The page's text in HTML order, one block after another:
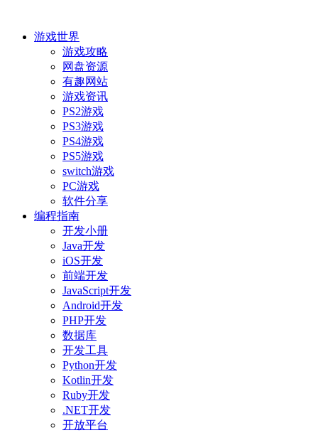
游戏世界
游戏攻略
网盘资源
有趣网站
游戏资讯
PS2游戏
PS3游戏
PS4游戏
PS5游戏
switch游戏
PC游戏
软件分享
编程指南
开发小册
Java开发
iOS开发
前端开发
JavaScript开发
Android开发
PHP开发
数据库
开发工具
Python开发
Kotlin开发
Ruby开发
.NET开发
开放平台